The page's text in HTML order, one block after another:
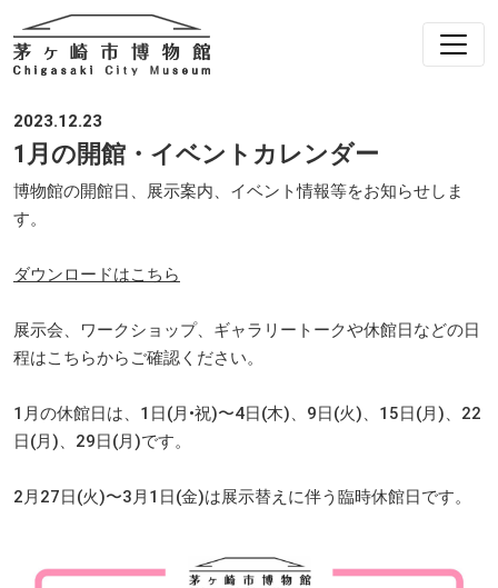
2023.12.23
1月の開館・イベントカレンダー
博物館の開館日、展示案内、イベント情報等をお知らせしま
す。
ダウンロードはこちら
展示会、ワークショップ、ギャラリートークや休館日などの日
程はこちらからご確認ください。
1月の休館日は、1日(月•祝)〜4日(木)、9日(火)、15日(月)、22
日(月)、29日(月)です。
2月27日(火)〜3月1日(金)は展示替えに伴う臨時休館日です。